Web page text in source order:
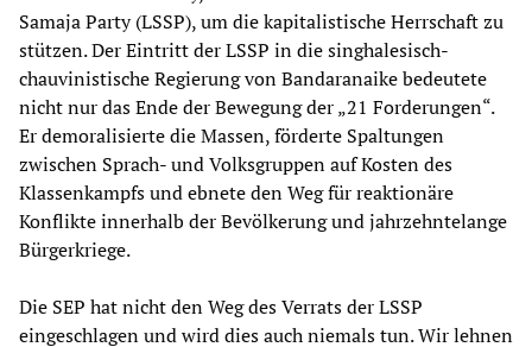
Samaja Party (LSSP), um die kapitalistische Herrschaft zu
stützen. Der Eintritt der LSSP in die singhalesisch-
chauvinistische Regierung von Bandaranaike bedeutete
nicht nur das Ende der Bewegung der „21 Forderungen“.
Er demoralisierte die Massen, förderte Spaltungen
zwischen Sprach- und Volksgruppen auf Kosten des
Klassenkampfs und ebnete den Weg für reaktionäre
Konflikte innerhalb der Bevölkerung und jahrzehntelange
Bürgerkriege.
Die SEP hat nicht den Weg des Verrats der LSSP
eingeschlagen und wird dies auch niemals tun. Wir lehnen